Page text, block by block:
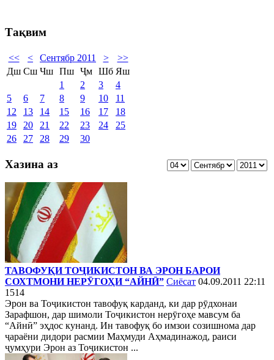
Тақвим
<< < Сентябр 2011 >
>>
Дш Сш Чш Пш Ҷм Шб Яш
1
2 3
4
5
6 7 8 9 10
11
12
13 14 15 16 17
18
19
20 21 22 23 24
25
26
27 28 29 30
Хазина аз
ТАВОФУҚИ ТОҶИКИСТОН ВА ЭРОН БАРОИ
СОХТМОНИ НЕРӮГОҲИ “АЙНӢ” Сиёсат 04.09.2011 22:11
1514
Эрон ва Тоҷикистон тавофуқ карданд, ки дар рӯдхонаи
Зарафшон, дар шимоли Тоҷикистон нерӯгоҳе мавсум ба
“Айнӣ” эҳдос кунанд. Ин тавофуқ бо имзои созишнома дар
ҷараёни дидори расмии Маҳмуди Аҳмадинажод, раиси
ҷумҳури Эрон аз Тоҷикистон ...